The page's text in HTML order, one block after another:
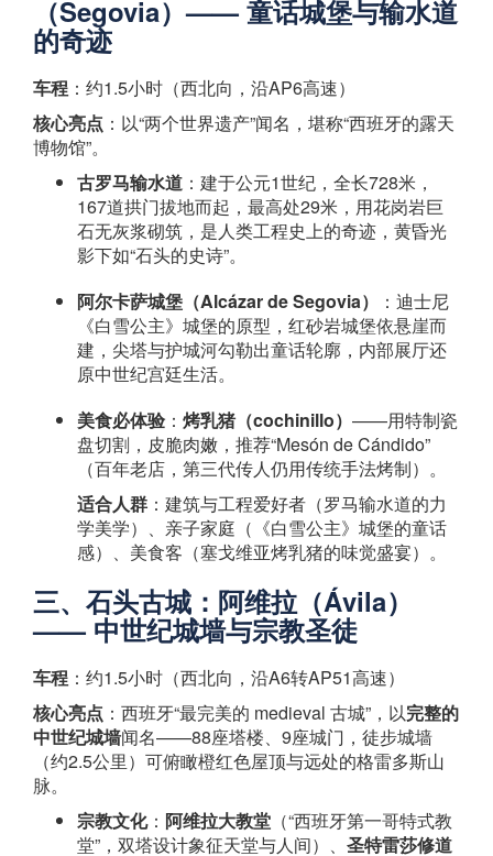
（Segovia）—— 童话城堡与输水道
的奇迹
车程 ：约1.5小时（西北向，沿AP6高速）
核心亮点 ：以“两个世界遗产”闻名，堪称“西班牙的露天
博物馆”。
古罗马输水道 ：建于公元1世纪，全长728米，
167道拱门拔地而起，最高处29米，用花岗岩巨
石无灰浆砌筑，是人类工程史上的奇迹，黄昏光
影下如“石头的史诗”。
阿尔卡萨城堡（Alcázar de Segovia）
：迪士尼
《白雪公主》城堡的原型，红砂岩城堡依悬崖而
建，尖塔与护城河勾勒出童话轮廓，内部展厅还
原中世纪宫廷生活。
美食必体验 ： 烤乳猪（cochinillo） ——用特制瓷
盘切割，皮脆肉嫩，推荐“Mesón de Cándido”
（百年老店，第三代传人仍用传统手法烤制）。
适合人群 ：建筑与工程爱好者（罗马输水道的力
学美学）、亲子家庭（《白雪公主》城堡的童话
感）、美食客（塞戈维亚烤乳猪的味觉盛宴）。
三、石头古城：阿维拉（Ávila）
—— 中世纪城墙与宗教圣徒
车程 ：约1.5小时（西北向，沿A6转AP51高速）
核心亮点 ：西班牙“最完美的 medieval 古城”，以完整的
中世纪城墙闻名——88座塔楼、9座城门，徒步城墙
（约2.5公里）可俯瞰橙红色屋顶与远处的格雷多斯山
脉。
宗教文化： 阿维拉大教堂 （“西班牙第一哥特式教
堂”，双塔设计象征天堂与人间）、 圣特雷莎修道